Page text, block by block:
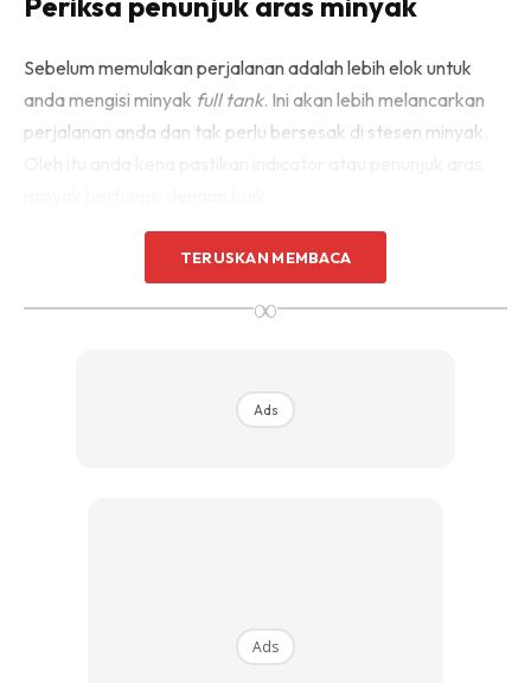
Sebelum memulakan perjalanan adalah lebih elok untuk
anda mengisi minyak full tank. Ini akan lebih melancarkan
perjalanan anda dan tak perlu bersesak di stesen minyak.
Periksa minyak enjin
TERUSKAN MEMBACA
∞
Ads
Ads